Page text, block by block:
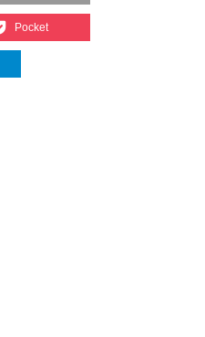
Pocket